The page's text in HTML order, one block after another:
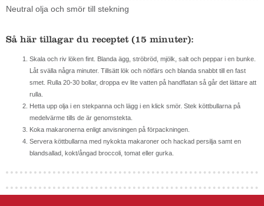
Neutral olja och smör till stekning
Så här tillagar du receptet (15 minuter):
Skala och riv löken fint. Blanda ägg, ströbröd, mjölk, salt och peppar i en bunke.
Låt svälla några minuter. Tillsätt lök och nötfärs och blanda snabbt till en fast
smet. Rulla 20-30 bollar, droppa ev lite vatten på handflatan så går det lättare att
rulla.
Hetta upp olja i en stekpanna och lägg i en klick smör. Stek köttbullarna på
medelvärme tills de är genomstekta.
Koka makaronerna enligt anvisningen på förpackningen.
Servera köttbullarna med nykokta makaroner och hackad persilja samt en
blandsallad, kokt/ångad broccoli, tomat eller gurka.